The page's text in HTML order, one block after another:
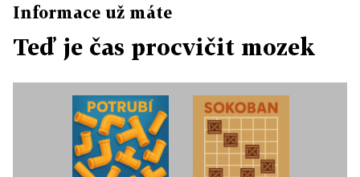
Informace už máte
Teď je čas procvičit mozek